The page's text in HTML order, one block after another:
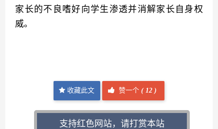
家长的不良嗜好向学生渗透并消解家长自身权
威。
收藏此文 赞一个( 12 )
支持红色网站，请打赏本站